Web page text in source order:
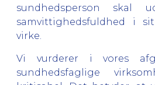
sundhedsperson skal
samvittighedsfuldhed i
virke.
Vi vurderer i vores
sundhedsfaglige